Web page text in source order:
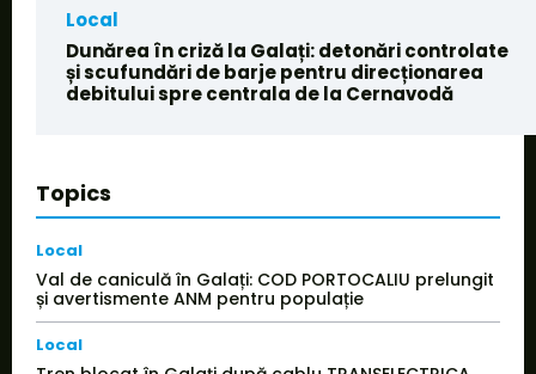
Local
Dunărea în criză la Galați: detonări controlate
și scufundări de barje pentru direcționarea
debitului spre centrala de la Cernavodă
Topics
Local
Val de caniculă în Galați: COD PORTOCALIU prelungit
și avertismente ANM pentru populație
Local